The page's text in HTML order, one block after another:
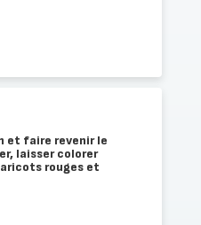
et faire revenir le
laisser colorer
rouges et